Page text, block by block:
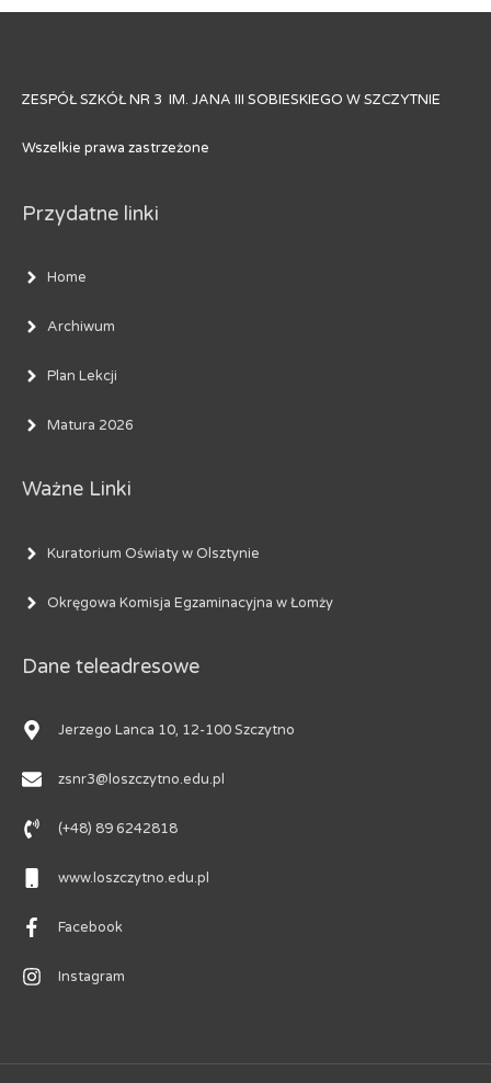
ZESPÓŁ SZKÓŁ NR 3 IM. JANA III SOBIESKIEGO W SZCZYTNIE
Wszelkie prawa zastrzeżone
Przydatne linki
Home
Archiwum
Plan Lekcji
Matura 2026
Ważne Linki
Kuratorium Oświaty w Olsztynie
Okręgowa Komisja Egzaminacyjna w Łomży
Dane teleadresowe
Jerzego Lanca 10, 12-100 Szczytno
zsnr3@loszczytno.edu.pl
(+48) 89 6242818
www.loszczytno.edu.pl
Facebook
Instagram